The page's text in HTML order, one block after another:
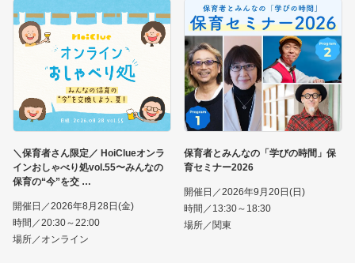
＼保育者さん限定／ HoiClueオンラ
インおしゃべり処vol.55〜みんなの
保育の“今”を交
開催日／2026年8月28日(金)
時間／20:30～22:00
場所／オンライン
保育者とみんなの「学びの時間」保
育セミナー2026
開催日／2026年9月20日(日)
時間／13:30～18:30
場所／関東